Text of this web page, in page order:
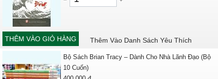
THÊM VÀO GIỎ HÀNG Thêm Vào Danh Sách Yêu Thích
Bộ Sách Brian Tracy – Dành Cho Nhà Lãnh Đạo (Bộ
10 Cuốn)